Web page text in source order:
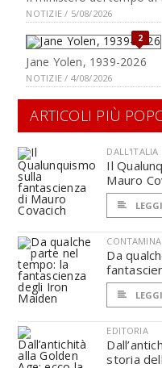
NOTIZIE / 5/08/2026
2
Jane Yolen, 1939-2026
NOTIZIE / 4/08/2026
ARTICOLI PIÙ
DALL'ITALIA
Il
Mauro
LEGGI
Da
LEGGI
EDITORIA
storia